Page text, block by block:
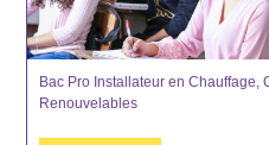
Bac Pro Installateur en Chauffage,
Renouvelables